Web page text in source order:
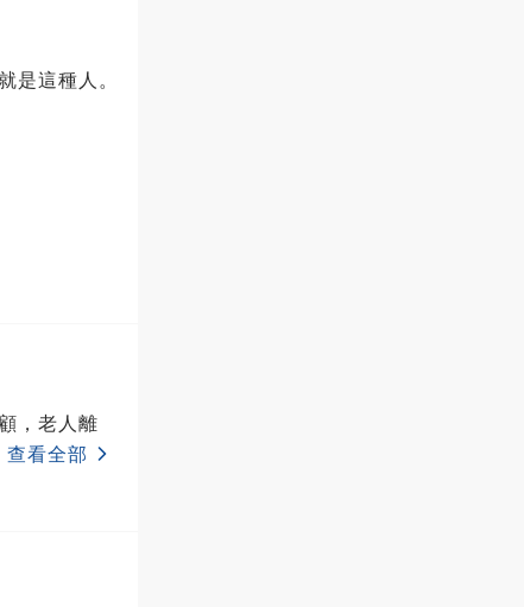
是這種人。
，老人離
查看全部